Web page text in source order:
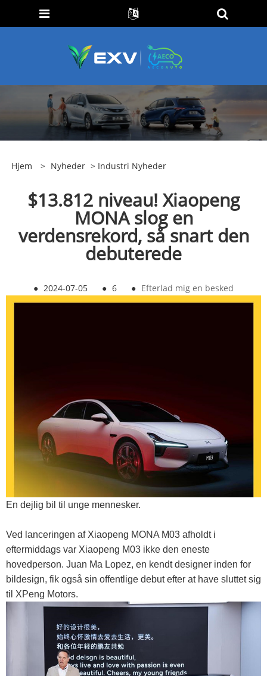
Hjem > Nyheder > Industri Nyheder
$13.812 niveau! Xiaopeng
MONA slog en
verdensrekord, så snart den
debuterede
● 2024-07-05 ● 6 ● Efterlad mig en besked
En dejlig bil til unge mennesker.
Ved lanceringen af ​​Xiaopeng MONA M03 afholdt i
eftermiddags var Xiaopeng M03 ikke den eneste
hovedperson. Juan Ma Lopez, en kendt designer inden for
bildesign, fik også sin offentlige debut efter at have sluttet sig
til XPeng Motors.